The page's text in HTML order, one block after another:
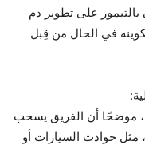
بالتيمور على تطوير دم
في الحال من قِبل
موضحًا أن الفريق يسحب
مثل حوادث السيارات أو